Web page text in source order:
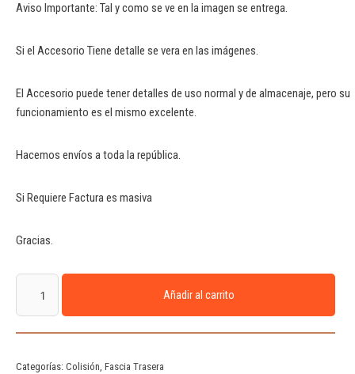
Aviso Importante: Tal y como se ve en la imagen se entrega.
Si el Accesorio Tiene detalle se vera en las imágenes.
El Accesorio puede tener detalles de uso normal y de almacenaje, pero su
funcionamiento es el mismo excelente.
Hacemos envíos a toda la república.
Si Requiere Factura es masiva
Gracias.
Añadir al carrito
Categorías: Colisión, Fascia Trasera